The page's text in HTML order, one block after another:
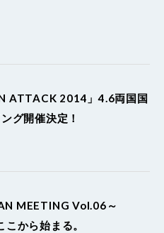
ATTACK 2014」4.6両国国
グ開催決定！
MEETING Vol.06～
こから始まる。